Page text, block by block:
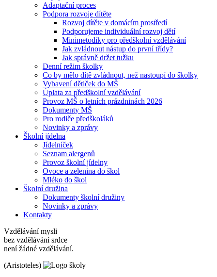
Adaptační proces
Podpora rozvoje dítěte
Rozvoj dítěte v domácím prostředí
Podporujeme individuální rozvoj dětí
Minimetodiky pro předškolní vzdělávání
Jak zvládnout nástup do první třídy?
Jak správně držet tužku
Denní režim školky
Co by mělo dítě zvládnout, než nastoupí do školky
Vybavení dětiček do MŠ
Úplata za předškolní vzdělávání
Provoz MŠ o letních prázdninách 2026
Dokumenty MŠ
Pro rodiče předškoláků
Novinky a zprávy
Školní jídelna
Jídelníček
Seznam alergenů
Provoz školní jídelny
Ovoce a zelenina do škol
Mléko do škol
Školní družina
Dokumenty školní družiny
Novinky a zprávy
Kontakty
Vzdělávání mysli
bez vzdělávání srdce
není žádné vzdělávání.
(Aristoteles)